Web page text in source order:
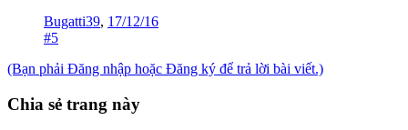
Bugatti39, 17/12/16
#5
(Bạn phải Đăng nhập hoặc Đăng ký để trả lời bài viết.)
Chia sẻ trang này